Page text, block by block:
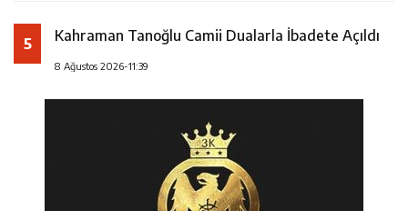
5 Kahraman Tanoğlu Camii Dualarla İbadete Açıldı
8 Ağustos 2026-11:39